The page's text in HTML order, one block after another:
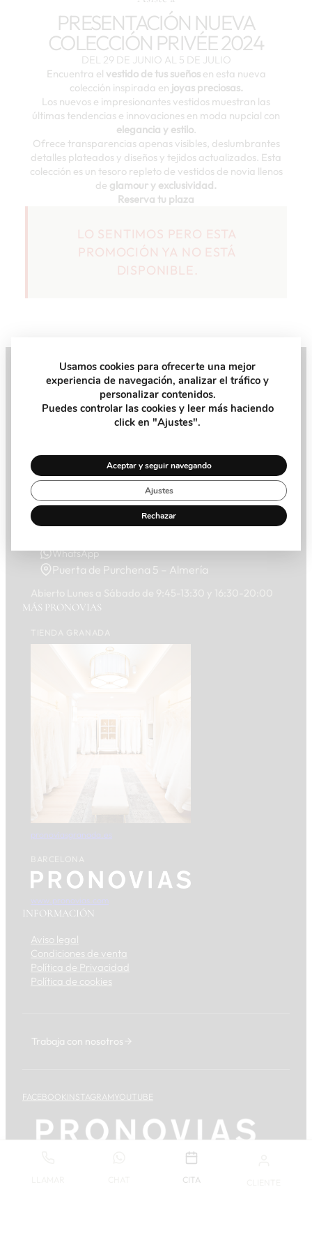
PRESENTACIÓN NUEVA
COLECCIÓN PRIVÉE 2024
DEL 29 DE JUNIO AL 5 DE JULIO
Encuentra el vestido de tus sueñosen esta nueva
colección inspirada en joyas preciosas.
Los nuevos e impresionantes vestidos muestran las
últimas tendencias e innovaciones en moda nupcial con
elegancia y estilo.
Ofrece transparencias apenas visibles, deslumbrantes
detalles plateados y diseños y tejidos actualizados. Esta
colección es un tesoro repleto de vestidos de novia llenos
de glamour y exclusividad.
Reserva tu plaza
LO SENTIMOS PERO ESTA
PROMOCIÓN YA NO ESTÁ
DISPONIBLE.
Pide tu Cita
Recibe la ayuda y el consejo que necesitas de nuestra
WhatsApp
Puerta de Purchena 5 – Almería
MÁS PRONOVIAS
pronoviasgranada.es
www.pronovias.com
INFORMACIÓN
Aviso legal
Condiciones de venta
Política de Privacidad
Política de cookies
Trabaja con nosotros
FACEBOOKINSTAGRAMYOUTUBE
CITA
Usamos cookies para ofrecerte una mejor
experiencia de navegación, analizar el tráfico y
personalizar contenidos.
Puedes controlar las cookies y leer más haciendo
click en "Ajustes".
Aceptar y seguir navegando
Rechazar
Ajustes